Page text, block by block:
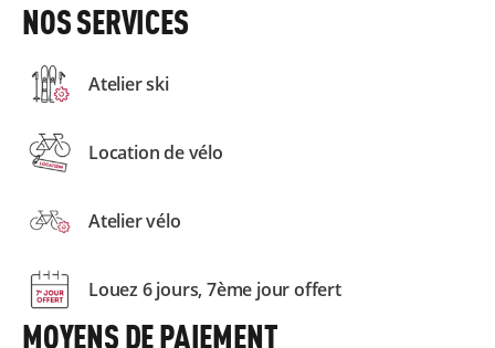
NOS SERVICES
Atelier ski
Location de vélo
Atelier vélo
Louez 6 jours, 7ème jour offert
MOYENS DE PAIEMENT